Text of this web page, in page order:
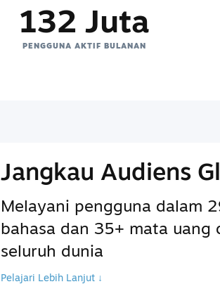
132 Juta
PENGGUNA AKTIF BULANAN
Jangkau Audiens
Melayani pengguna dalam
bahasa dan 35+ mata uang
seluruh dunia
Pelajari Lebih Lanjut ↓